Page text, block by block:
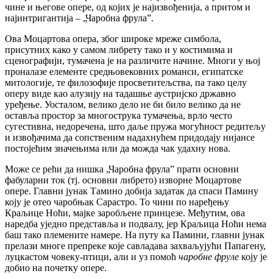
чине и његове опере, од којих је најизвођенија, а притом и
најинтригантија – „Чаробна фрула”.
Ова Моцартова опера, због широке мреже симбола,
присутних како у самом либрету тако и у костимима и
сценографији, тумачена је на различите начине. Многи у њој
проналазе елементе средњовековних романси, египатске
митологије, те филозофије просветитељства, па тако целу
оперу виде као алузију на тадашње аустријско државно
уређење. Уосталом, велико дело не би било велико да не
оставља простор за многострука тумачења, врло често
сугестивна, недоречена, што даље пружа могућност редитељу
и извођачима да сопственим надахнућем придодају нијансе
постојећим значењима или да можда чак удахну нова.
Може се рећи да нишка „Чаробна фрула” прати основни
фабуларни ток (тј. основни либрето) изворне Моцартове
опере. Главни јунак Тамино добија задатак да спаси Памину
коју је отео чаробњак Сарастро. То чини по наређењу
Краљице Ноћи, мајке заробљене принцезе. Међутим, ова
наредба уједно представља и подвалу, јер Краљица Ноћи нема
баш тако племените намере. На путу ка Памини, главни јунак
прелази многе препреке које савладава захваљујући Папагену,
луцкастом човеку-птици, али и уз помоћ чаробне фруле коју је
добио на почетку опере.